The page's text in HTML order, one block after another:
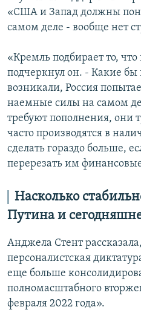
«США и Запад должны
самом деле - вообще нет
«Кремль подбирает то,
подчеркнул он. - Какие
возникали, Россия
наемные силы на самом
требуют пополнения, они
часто производятся в
сделать гораздо больше,
перерезать им
Насколько
Путина и
Анджела Стент
персоналистская
еще больше
полномасштабного
февраля 2022 года».